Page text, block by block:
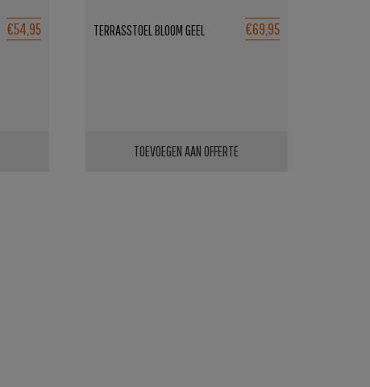
€54,95 TERRASSTOEL BLOOM GEEL €69,95
TOEVOEGEN AAN OFFERTE